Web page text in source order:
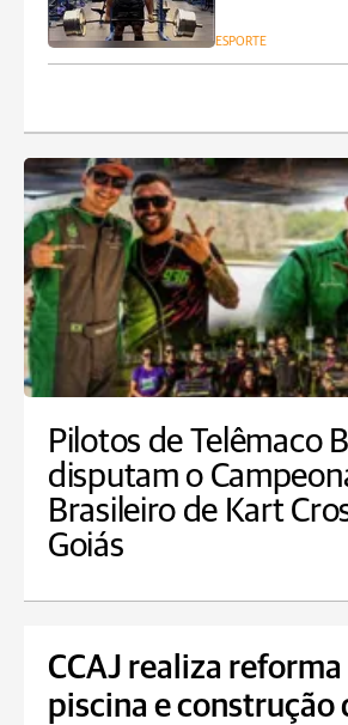
ESPORTE
Pilotos de Telêmaco
disputam o
Brasileiro de Kart
Goiás
CCAJ realiza reforma
piscina e construção